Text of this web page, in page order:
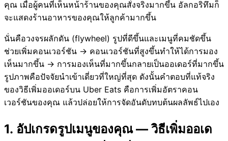
คุณ เมื่อผู้คนที่เห็นหน้าร้านของคุณสั่งจริงมากขึ้น อัลกอริทึมก็
จะแสดงร้านอาหารของคุณให้ลูกค้ามากขึ้น
นั่นคือวงจรผลักดัน (flywheel) รูปที่ดีขึ้นและเมนูที่คมชัดขึ้น
ช่วยเพิ่มคอนเวอร์ชัน → คอนเวอร์ชันที่สูงขึ้นทำให้ได้การมอง
เห็นมากขึ้น → การมองเห็นที่มากขึ้นกลายเป็นออเดอร์ที่มากขึ้น
รูปภาพคือปัจจัยนำเข้าเดี่ยวที่ใหญ่ที่สุด ดังนั้นคำตอบที่แท้จริง
ของวิธีเพิ่มออเดอร์บน Uber Eats คือการเพิ่มอัตราคอน
เวอร์ชันของคุณ แล้วปล่อยให้การจัดอันดับทบต้นผลลัพธ์ไปเอง
1. อัปเกรดรูปเมนูของคุณ — วิธีเพิ่มออเด